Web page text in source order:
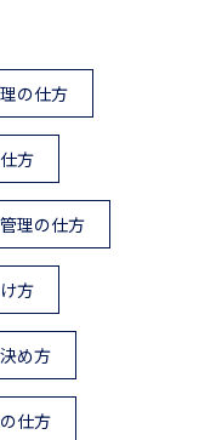
の仕方
方
理の仕方
方
め方
仕方